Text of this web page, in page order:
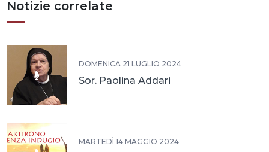
Notizie correlate
DOMENICA 21 LUGLIO 2024
Sor. Paolina Addari
MARTEDÌ 14 MAGGIO 2024